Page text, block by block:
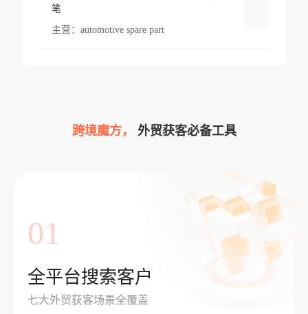
笔
主营： automotive spare part
跨境魔方， 外贸获客必备工具
01
全平台搜索客户
七大外贸获客场景全覆盖